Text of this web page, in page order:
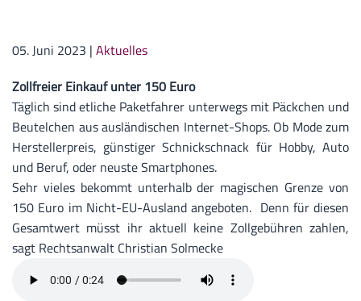
05. Juni 2023 | Aktuelles
Zollfreier Einkauf unter 150 Euro
Täglich sind etliche Paketfahrer unterwegs mit Päckchen und
Beutelchen aus ausländischen Internet-Shops. Ob Mode zum
Herstellerpreis, günstiger Schnickschnack für Hobby, Auto
und Beruf, oder neuste Smartphones.
Sehr vieles bekommt unterhalb der magischen Grenze von
150 Euro im Nicht-EU-Ausland angeboten. Denn für diesen
Gesamtwert müsst ihr aktuell keine Zollgebühren zahlen,
sagt Rechtsanwalt Christian Solmecke